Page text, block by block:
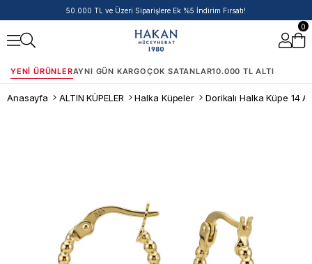
50.000 TL ve Üzeri Siparişlere Ek %5 İndirim Fırsatı!
0
YENI ÜRÜNLERAYNI GÜN KARGOÇOK SATANLAR10.000 TL ALTI
Anasayfa ALTIN KÜPELER Halka Küpeler Dorikalı Halka Küpe 14